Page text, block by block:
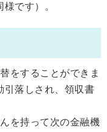
です）。
をすることができま
引落しされ、領収書
を持って次の金融機